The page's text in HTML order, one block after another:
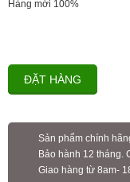
Hàng mới 100%
ĐẶT HÀNG
Sản phẩm chính
Bảo hành 12 tháng.
Giao hàng từ 8am-